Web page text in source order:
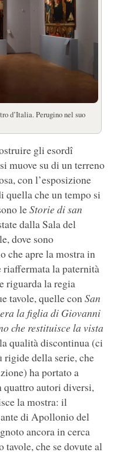
d’Italia. Perugino nel suo
gli esordî
muove su di un terreno
con l’esposizione
quella che un tempo si
leStorie di san
dalla Sala del
dove sono
che apre la mostra in
la paternità
riguarda la regia
tavole, quelle con San
la figlia di Giovanni
che restituisce la vista
qualità discontinua (ci
rigide della serie, che
ha portato a
quattro autori diversi,
la mostra: il
di Apollonio del
ancora in cerca
tavole, che se dovute al